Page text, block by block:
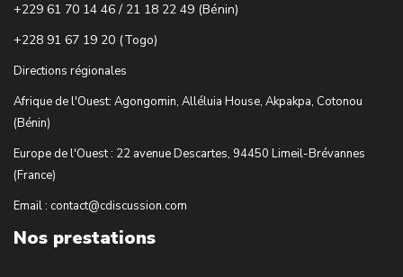
+229 61 70 14 46 / 21 18 22 49 (Bénin)
+228 91 67 19 20 (Togo)
Directions régionales
Afrique de l'Ouest: Agongomin, Alléluia House, Akpakpa, Cotonou
(Bénin)
Europe de l'Ouest : 22 avenue Descartes, 94450 Limeil-Brévannes
(France)
Email : contact@cdiscussion.com
Nos prestations